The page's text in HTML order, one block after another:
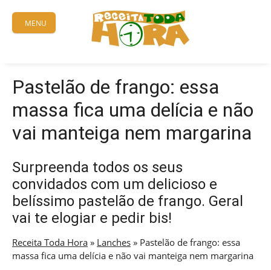
content
MENU
Pastelão de frango: essa
massa fica uma delícia e não
vai manteiga nem margarina
Surpreenda todos os seus
convidados com um delicioso e
belíssimo pastelão de frango. Geral
vai te elogiar e pedir bis!
Receita Toda Hora » Lanches » Pastelão de frango: essa
massa fica uma delícia e não vai manteiga nem margarina